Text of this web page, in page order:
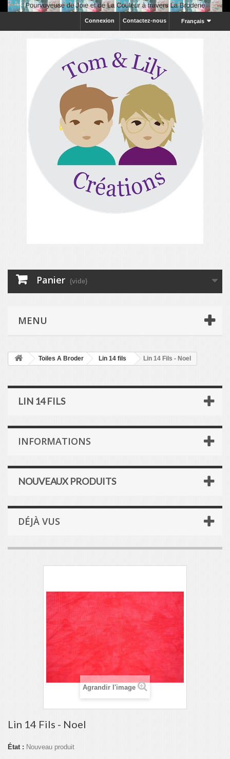
Français
Contactez-nous
Connexion
Panier (vide)
MENU
Toiles A Broder Lin 14 fils Lin 14 Fils - Noel
LIN 14 FILS
INFORMATIONS
NOUVEAUX PRODUITS
DÉJÀ VUS
Agrandir l'image
Lin 14 Fils - Noel
État : Nouveau produit